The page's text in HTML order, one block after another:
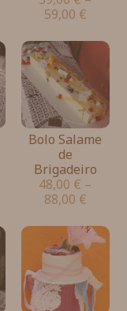
59,00 €
Bolo Salame
de
Brigadeiro
48,00 € –
88,00 €